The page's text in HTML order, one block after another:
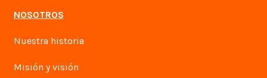
NOSOTROS
Nuestra historia
Misión y visión